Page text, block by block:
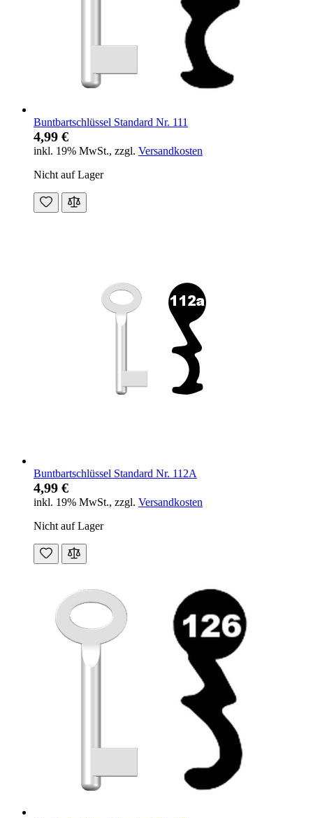
Buntbartschlüssel Standard Nr. 111
4,99 €
inkl. 19% MwSt., zzgl. Versandkosten
Nicht auf Lager
Buntbartschlüssel Standard Nr. 112A
4,99 €
inkl. 19% MwSt., zzgl. Versandkosten
Nicht auf Lager